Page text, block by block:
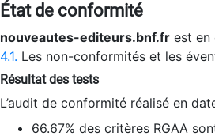
État de conformité
nouveautes-editeurs.bnf.fr est en
4.1. Les non-conformités et les
Résultat des tests
L’audit de conformité réalisé en
66.67% des critères RGAA